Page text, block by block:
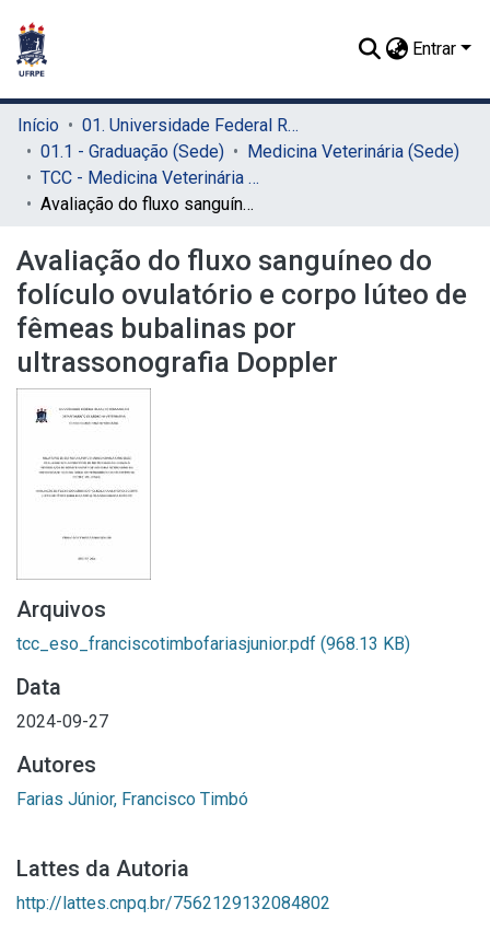
Entrar
Início
01. Universidade Federal Rural de Pernambuco - UFRPE (Sede)
01.1 - Graduação (Sede)
Medicina Veterinária (Sede)
TCC - Medicina Veterinária (Sede)
Avaliação do fluxo sanguíneo do folículo ovulatório e corpo lúteo de fêmeas bubalinas por ultrassonografia Doppler
Avaliação do fluxo sanguíneo do
folículo ovulatório e corpo lúteo de
fêmeas bubalinas por
ultrassonografia Doppler
Arquivos
tcc_eso_franciscotimbofariasjunior.pdf (968.13 KB)
Data
2024-09-27
Autores
Farias Júnior, Francisco Timbó
Lattes da Autoria
http://lattes.cnpq.br/7562129132084802